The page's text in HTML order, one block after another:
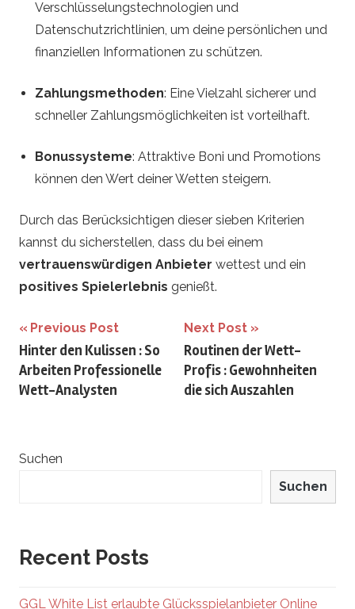
Verschlüsselungstechnologien und
Datenschutzrichtlinien, um deine persönlichen und
finanziellen Informationen zu schützen.
Zahlungsmethoden: Eine Vielzahl sicherer und
schneller Zahlungsmöglichkeiten ist vorteilhaft.
Bonussysteme: Attraktive Boni und Promotions
können den Wert deiner Wetten steigern.
Durch das Berücksichtigen dieser sieben Kriterien
kannst du sicherstellen, dass du bei einem
vertrauenswürdigen Anbieter wettest und ein
positives Spielerlebnis genießt.
Beitrags-
Navigation
Previous Post
Hinter den Kulissen : So
Arbeiten Professionelle
Wett-Analysten
Next Post
Routinen der Wett-
Profis : Gewohnheiten
die sich Auszahlen
Suchen
Suchen
Recent Posts
GGL White List erlaubte Glücksspielanbieter Online